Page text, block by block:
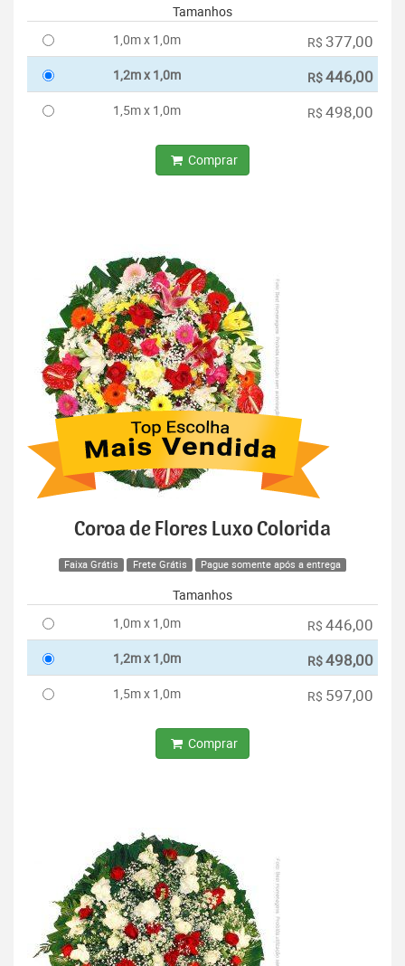
Tamanhos
1,0m x 1,0m
R$ 377,00
1,2m x 1,0m R$446,00
1,5m x 1,0m R$ 498,00
Comprar
Coroa de Flores Luxo Colorida
Faixa Grátis Frete Grátis Pague somente após a entrega
Tamanhos
1,0m x 1,0m
R$ 446,00
1,2m x 1,0m R$498,00
1,5m x 1,0m R$ 597,00
Comprar